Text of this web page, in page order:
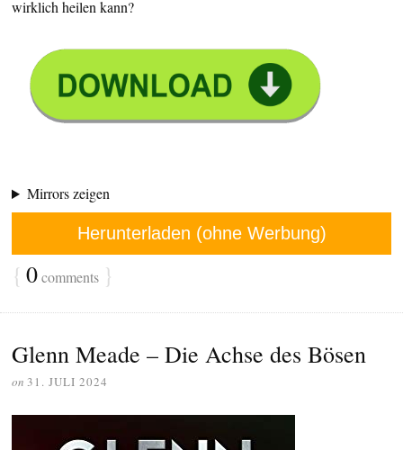
wirklich heilen kann?
Mirrors zeigen
Herunterladen (ohne Werbung)
{ 0comments }
Glenn Meade – Die Achse des Bösen
on 31. JULI 2024